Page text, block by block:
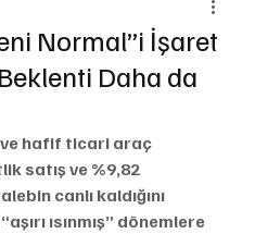
Normal”i İşaret
Daha da
ve hafif ticari araç
satış ve %9,82
canlı kaldığını
ısınmış” dönemlere